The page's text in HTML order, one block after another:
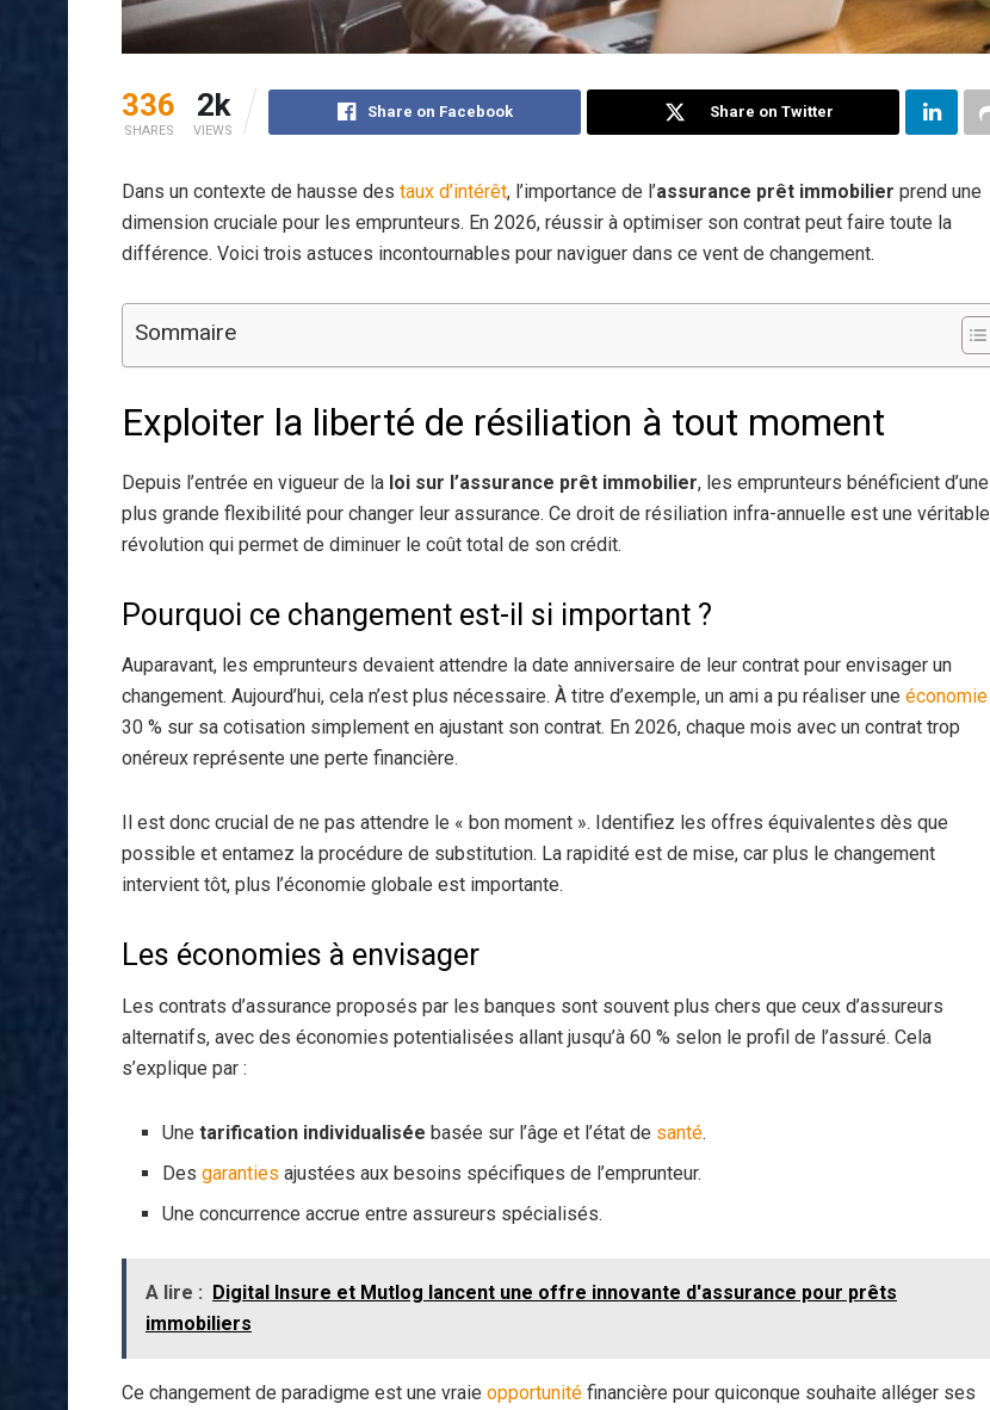
336
SHARES
2k
VIEWS
Share on Facebook Share on Twitter
Dans un contexte de hausse des taux d’intérêt, l’importance de l’assurance prêt immobilier prend une
dimension cruciale pour les emprunteurs. En 2026, réussir à optimiser son contrat peut faire toute la
différence. Voici trois astuces incontournables pour naviguer dans ce vent de changement.
Sommaire
Exploiter la liberté de résiliation à tout moment
Depuis l’entrée en vigueur de la loi sur l’assurance prêt immobilier, les emprunteurs bénéficient d’une
plus grande flexibilité pour changer leur assurance. Ce droit de résiliation infra-annuelle est une véritable
révolution qui permet de diminuer le coût total de son crédit.
Pourquoi ce changement est-il si important ?
Auparavant, les emprunteurs devaient attendre la date anniversaire de leur contrat pour envisager un
changement. Aujourd’hui, cela n’est plus nécessaire. À titre d’exemple, un ami a pu réaliser une économie
30 % sur sa cotisation simplement en ajustant son contrat. En 2026, chaque mois avec un contrat trop
onéreux représente une perte financière.
Il est donc crucial de ne pas attendre le « bon moment ». Identifiez les offres équivalentes dès que
possible et entamez la procédure de substitution. La rapidité est de mise, car plus le changement
intervient tôt, plus l’économie globale est importante.
Les économies à envisager
Les contrats d’assurance proposés par les banques sont souvent plus chers que ceux d’assureurs
alternatifs, avec des économies potentialisées allant jusqu’à 60 % selon le profil de l’assuré. Cela
s’explique par :
Unetarification individualisée basée sur l’âge et l’état de santé.
Desgaranties ajustées aux besoins spécifiques de l’emprunteur.
Une concurrence accrue entre assureurs spécialisés.
A lire : Digital Insure et Mutlog lancent une offre innovante d'assurance pour prêts
immobiliers
Ce changement de paradigme est une vraie opportunité financière pour quiconque souhaite alléger ses